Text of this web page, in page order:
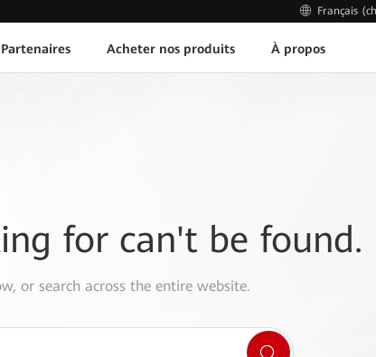
Français
Partenaires Acheter nos produits À propos
for can't be found.
or search across the entire website.